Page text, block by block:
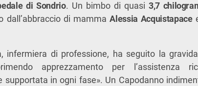
di Sondrio. Un bimbo di quasi 3,7
dall’abbraccio di mammaAlessia Acquistapace
infermiera di professione, ha seguito la
apprezzamento per l’assistenza
supportata in ogni fase». Un Capodanno